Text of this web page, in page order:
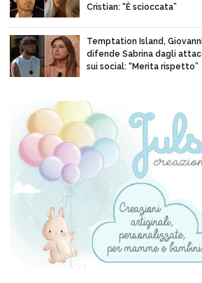
Cristian: “È scioccata”
Temptation Island, Giovanni
difende Sabrina dagli
sui social: “Merita rispetto”